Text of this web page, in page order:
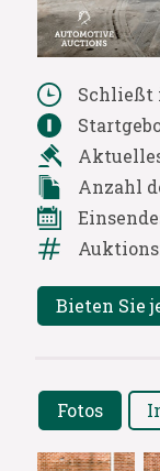
Schließt
Anzahl
Bieten Sie
Fotos